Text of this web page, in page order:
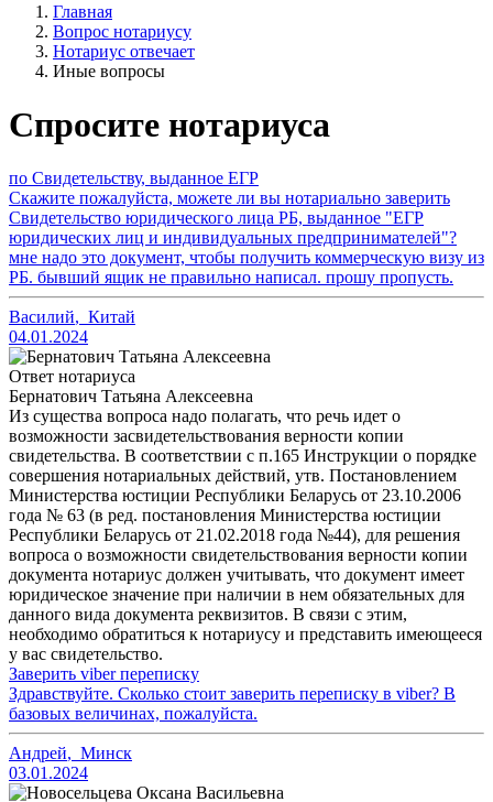
Главная
Вопрос нотариусу
Нотариус отвечает
Иные вопросы
Спросите нотариуса
по Свидетельству, выданное ЕГР
Скажите пожалуйста, можете ли вы нотариально заверить
Свидетельство юридического лица РБ, выданное "ЕГР
юридических лиц и индивидуальных предпринимателей"?
мне надо это документ, чтобы получить коммерческую визу из
РБ. бывший ящик не правильно написал. прошу пропусть.
Василий, Китай
04.01.2024
Ответ нотариуса
Бернатович Татьяна Алексеевна
Из существа вопроса надо полагать, что речь идет о
возможности засвидетельствования верности копии
свидетельства. В соответствии с п.165 Инструкции о порядке
совершения нотариальных действий, утв. Постановлением
Министерства юстиции Республики Беларусь от 23.10.2006
года № 63 (в ред. постановления Министерства юстиции
Республики Беларусь от 21.02.2018 года №44), для решения
вопроса о возможности свидетельствования верности копии
документа нотариус должен учитывать, что документ имеет
юридическое значение при наличии в нем обязательных для
данного вида документа реквизитов. В связи с этим,
необходимо обратиться к нотариусу и представить имеющееся
у вас свидетельство.
Заверить viber переписку
Здравствуйте. Сколько стоит заверить переписку в viber? В
базовых величинах, пожалуйста.
Андрей, Минск
03.01.2024